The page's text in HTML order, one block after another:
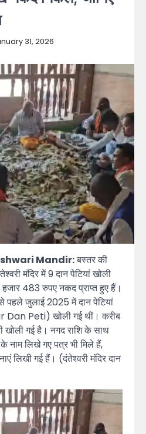
31, 2026
Mandir:बस्तर की
मंदिर में 9 दान पेटियां खोली
483 रुपए नकद प्राप्त हुए हैं।
पहले जुलाई 2025 में दान पेटियां
Peti) खोली गई थीं। करीब
खोली गई है। नगद राशि के साथ
के नाम लिखे गए पत्र भी मिले हैं,
लिखी गई हैं। (दंतेश्वरी मंदिर दान